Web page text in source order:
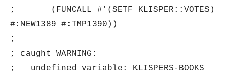
; (FUNCALL #'(SETF KLISPER::VOTES)
#:NEW1389 #:TMP1390))
;
; caught WARNING:
; undefined variable: KLISPERS-BOOKS